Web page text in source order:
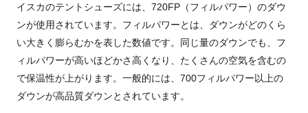
イスカのテントシューズには、720FP（フィルパワー）のダウ
ンが使用されています。フィルパワーとは、ダウンがどのくら
い大きく膨らむかを表した数値です。同じ量のダウンでも、フ
ィルパワーが高いほどかさ高くなり、たくさんの空気を含むの
で保温性が上がります。一般的には、700フィルパワー以上の
ダウンが高品質ダウンとされています。